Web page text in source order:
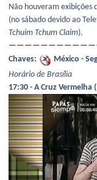
Não houveram exibições
(no sábado devido ao
Tchuim Tchum Claim).
Chaves:
México -
Horário de Brasília
17:30 - A Cruz Vermelha